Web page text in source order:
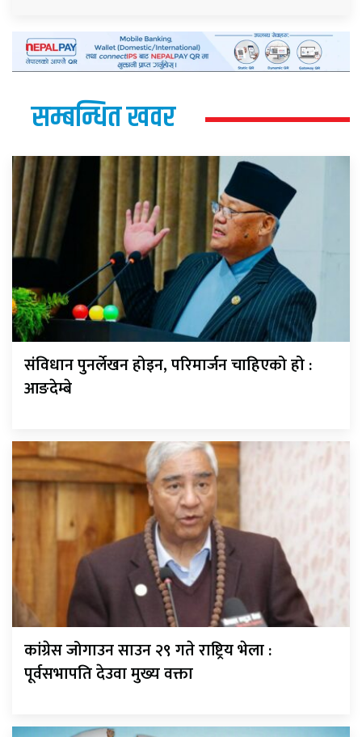
सम्बन्धित खवर
संविधान पुनर्लेखन होइन, परिमार्जन चाहिएको हो :
आङदेम्बे
कांग्रेस जोगाउन साउन २९ गते राष्ट्रिय भेला :
पूर्वसभापति देउवा मुख्य वक्ता